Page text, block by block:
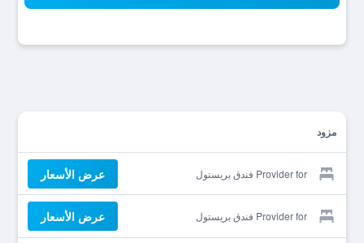
مزود
Provider for فندق بريستول عرض الأسعار
Provider for فندق بريستول عرض الأسعار